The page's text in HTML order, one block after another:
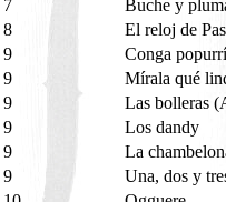
7
Buche y
8
El reloj de
9
Conga
9
Mírala qué
9
Las bolleras
9
Los dandy
9
La
9
Una, dos y